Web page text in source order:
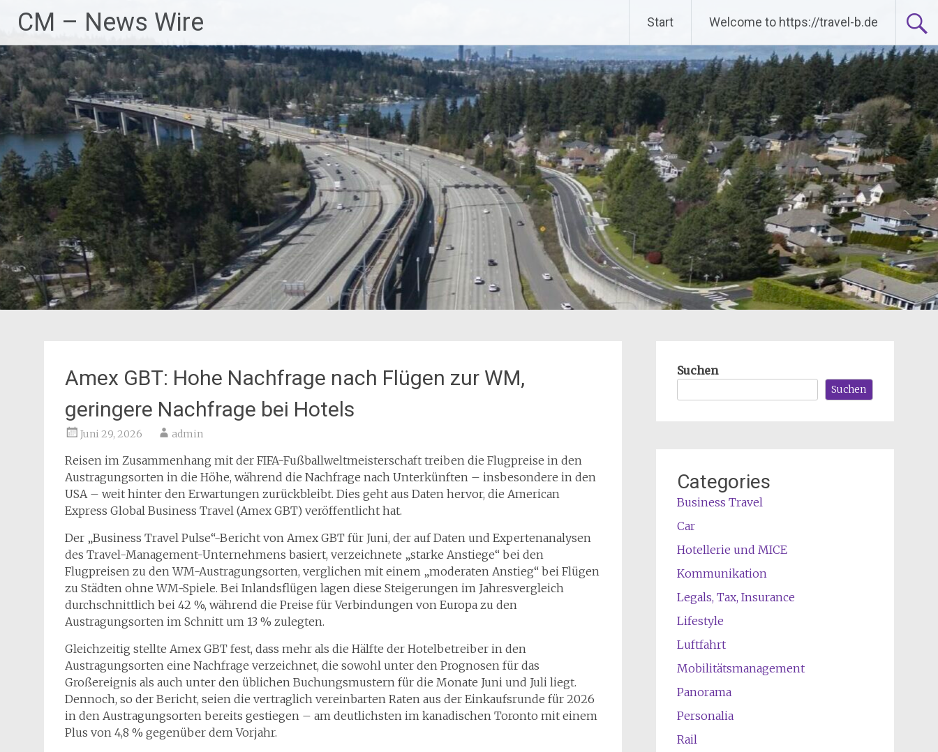
Inhalt
springen
CM – News Wire Start Welcome to https://travel-b.de
Amex GBT: Hohe Nachfrage nach Flügen zur WM,
geringere Nachfrage bei Hotels
Juni 29, 2026 admin
Reisen im Zusammenhang mit der FIFA-Fußballweltmeisterschaft treiben die Flugpreise in den
Austragungsorten in die Höhe, während die Nachfrage nach Unterkünften – insbesondere in den
USA – weit hinter den Erwartungen zurückbleibt. Dies geht aus Daten hervor, die American
Express Global Business Travel (Amex GBT) veröffentlicht hat.
Der „Business Travel Pulse“-Bericht von Amex GBT für Juni, der auf Daten und Expertenanalysen
des Travel-Management-Unternehmens basiert, verzeichnete „starke Anstiege“ bei den
Flugpreisen zu den WM-Austragungsorten, verglichen mit einem „moderaten Anstieg“ bei Flügen
zu Städten ohne WM-Spiele. Bei Inlandsflügen lagen diese Steigerungen im Jahresvergleich
durchschnittlich bei 42 %, während die Preise für Verbindungen von Europa zu den
Austragungsorten im Schnitt um 13 % zulegten.
Gleichzeitig stellte Amex GBT fest, dass mehr als die Hälfte der Hotelbetreiber in den
Austragungsorten eine Nachfrage verzeichnet, die sowohl unter den Prognosen für das
Großereignis als auch unter den üblichen Buchungsmustern für die Monate Juni und Juli liegt.
Dennoch, so der Bericht, seien die vertraglich vereinbarten Raten aus der Einkaufsrunde für 2026
in den Austragungsorten bereits gestiegen – am deutlichsten im kanadischen Toronto mit einem
Plus von 4,8 % gegenüber dem Vorjahr.
Suchen
Suchen
Categories
Business Travel
Car
Hotellerie und MICE
Kommunikation
Legals, Tax, Insurance
Lifestyle
Luftfahrt
Mobilitätsmanagement
Panorama
Personalia
Rail